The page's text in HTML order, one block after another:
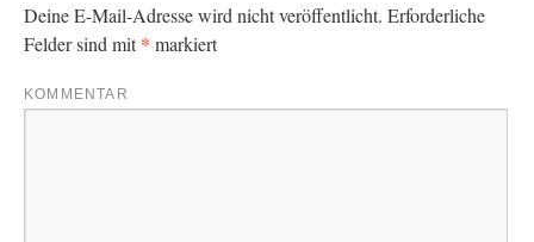
Deine E-Mail-Adresse wird nicht veröffentlicht. Erforderliche
Felder sind mit* markiert
KOMMENTAR